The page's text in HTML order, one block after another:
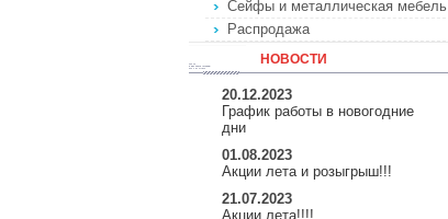
Сейфы и металлическая мебель
Распродажа
НОВОСТИ
20.12.2023
График работы в новогодние
дни
01.08.2023
Акции лета и розыгрыш!!!
21.07.2023
Акции лета!!!!